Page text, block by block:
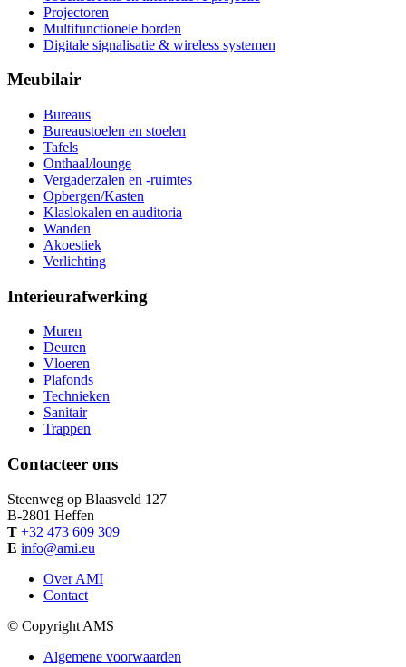
Projectoren
Multifunctionele borden
Digitale signalisatie & wireless systemen
Meubilair
Bureaus
Bureaustoelen en stoelen
Tafels
Onthaal/lounge
Vergaderzalen en -ruimtes
Opbergen/Kasten
Klaslokalen en auditoria
Wanden
Akoestiek
Verlichting
Interieurafwerking
Muren
Deuren
Vloeren
Plafonds
Technieken
Sanitair
Trappen
Contacteer ons
Steenweg op Blaasveld 127
B-2801 Heffen
T +32 473 609 309
E info@ami.eu
Over AMI
Contact
© Copyright AMS
Algemene voorwaarden